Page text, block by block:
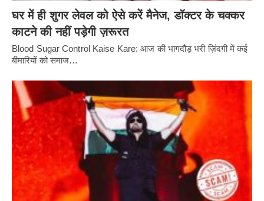
घर में ही शुगर लेवल को ऐसे करें मैनेज, डॉक्टर के चक्कर
काटने की नहीं पड़ेगी ज़रूरत
Blood Sugar Control Kaise Kare: आज की भागदौड़ भरी ज़िंदगी में कई
बीमारियों को समाज…